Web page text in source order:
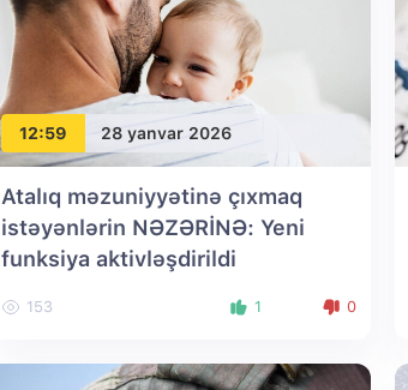
12:59 28 yanvar 2026
Atalıq məzuniyyətinə çıxmaq
istəyənlərin NƏZƏRİNƏ: Yeni
funksiya aktivləşdirildi
153 1 0